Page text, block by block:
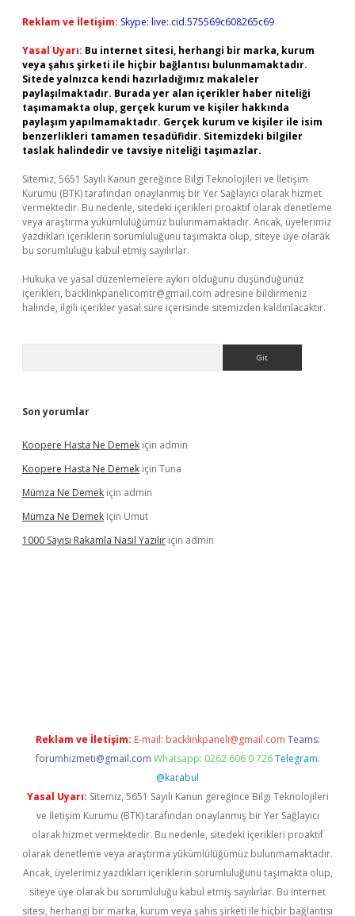
Reklam ve İletişim: Skype: live:.cid.575569c608265c69
Yasal Uyarı: Bu internet sitesi, herhangi bir marka, kurum
veya şahıs şirketi ile hiçbir bağlantısı bulunmamaktadır.
Sitede yalnızca kendi hazırladığımız makaleler
paylaşılmaktadır. Burada yer alan içerikler haber niteliği
taşımamakta olup, gerçek kurum ve kişiler hakkında
paylaşım yapılmamaktadır. Gerçek kurum ve kişiler ile isim
benzerlikleri tamamen tesadüfidir. Sitemizdeki bilgiler
taslak halindedir ve tavsiye niteliği taşımazlar.
Sitemiz, 5651 Sayılı Kanun gereğince Bilgi Teknolojileri ve İletişim
Kurumu (BTK) tarafından onaylanmış bir Yer Sağlayıcı olarak hizmet
vermektedir. Bu nedenle, sitedeki içerikleri proaktif olarak denetleme
veya araştırma yükümlülüğümüz bulunmamaktadır. Ancak, üyelerimiz
yazdıkları içeriklerin sorumluluğunu taşımakta olup, siteye üye olarak
bu sorumluluğu kabul etmiş sayılırlar.
Hukuka ve yasal düzenlemelere aykırı olduğunu düşündüğünüz
içerikleri, backlinkpanelicomtr@gmail.com adresine bildirmeniz
halinde, ilgili içerikler yasal süre içerisinde sitemizden kaldırılacaktır.
Son yorumlar
Koopere Hasta Ne Demek için admin
Koopere Hasta Ne Demek için Tuna
Mümza Ne Demek için admin
Mümza Ne Demek için Umut
1000 Sayısı Rakamla Nasıl Yazılır için admin
Reklam ve İletişim: E-mail: backlinkpaneli@gmail.com Teams:
forumhizmeti@gmail.com Whatsapp: 0262 606 0 726 Telegram:
@karabul
Yasal Uyarı: Sitemiz, 5651 Sayılı Kanun gereğince Bilgi Teknolojileri
ve İletişim Kurumu (BTK) tarafından onaylanmış bir Yer Sağlayıcı
olarak hizmet vermektedir. Bu nedenle, sitedeki içerikleri proaktif
olarak denetleme veya araştırma yükümlülüğümüz bulunmamaktadır.
Ancak, üyelerimiz yazdıkları içeriklerin sorumluluğunu taşımakta olup,
siteye üye olarak bu sorumluluğu kabul etmiş sayılırlar. Bu internet
sitesi, herhangi bir marka, kurum veya şahıs şirketi ile hiçbir bağlantısı